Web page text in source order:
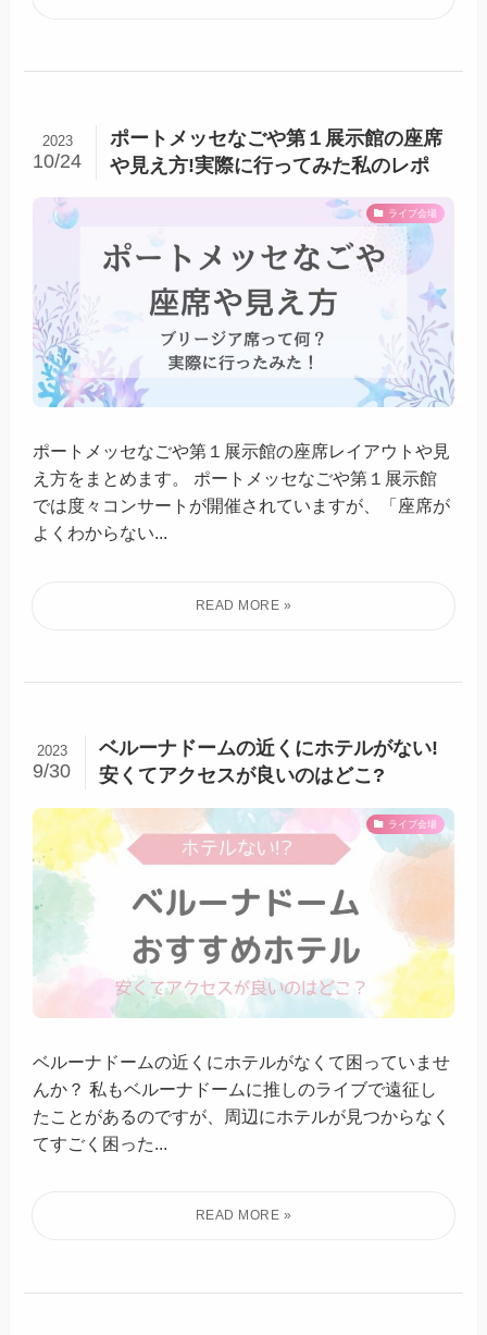
ポートメッセなごや第１展示館の座席
や見え方!実際に行ってみた私のレポ
2023
10/24
ライブ会場
ポートメッセなごや第１展示館の座席レイアウトや見
え方をまとめます。 ポートメッセなごや第１展示館
では度々コンサートが開催されていますが、「座席が
よくわからない...
ベルーナドームの近くにホテルがない!
安くてアクセスが良いのはどこ?
2023
9/30
ライブ会場
ベルーナドームの近くにホテルがなくて困っていませ
んか？ 私もベルーナドームに推しのライブで遠征し
たことがあるのですが、周辺にホテルが見つからなく
てすごく困った...